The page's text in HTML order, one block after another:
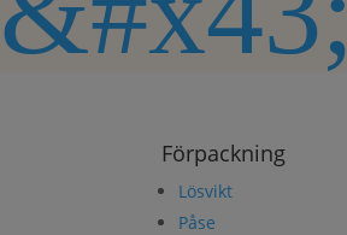
Förpackning
Lösvikt
Påse